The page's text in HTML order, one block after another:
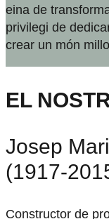
eina de
privilegi de
crear un món
EL
Josep
(1917-
Constructor de